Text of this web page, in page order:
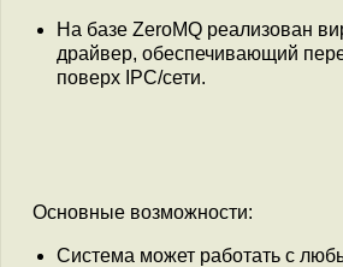
На базе ZeroMQ реализован
драйвер, обеспечивающий
поверх IPC/сети.
Основные возможности:
Система может работать с